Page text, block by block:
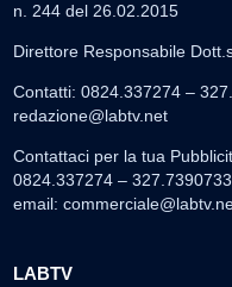
n. 244 del 26.02.2015
Direttore Responsabile
Contatti: 0824.337274 –
redazione@labtv.net
Contattaci per la tua
0824.337274 – 327.7390733
email:
LABTV